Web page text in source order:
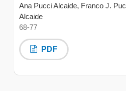
Ana Pucci Alcaide, Franco J.
Alcaide
68-77
PDF